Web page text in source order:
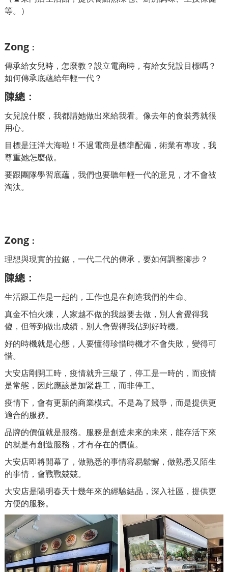
等。）
Zong ：
傳承給女兒時，怎麼教？設立電商時，有給女兒設目標嗎？
如何傳承底蘊給年輕一代？
陳總：
女兒說什麼，我都請她做出來給我看。像去年的食裝秀就很
用心。
目標是汪洋大海啦！不過電商是標準配備，術業有專攻，我
尊重她怎麼做。
要跟團隊學習底蘊，我們也要聽年輕一代的意見，才不會被
淘汰。
Zong ：
理想與現實的拉鋸，一代二代的傳承，要如何調整腳步？
陳總：
生活跟工作是一起的，工作也是在創造我們的生命。
真金不怕火煉，人家越不做的我越要去做，別人會覺得我
傻，但等到做出成績，別人會覺得我佔到好時機。
好的時機就是心態，人要懂得珍惜時機才不會失敗，變得可
惜。
大安店剛開工時，疫情就升三級了，停工是一時的，而疫情
是常態，因此應該是加緊趕工，而非停工。
疫情下，會有更新的商業模式。不是為了競爭，而是提供更
適合的服務。
品牌的價值就是服務。服務是創造未來的未來，能存活下來
的就是有創造服務，才有存在的價值。
大安店即將開幕了，做熟悉的事情容易鬆懈，做熟悉又陌生
的事情，會戰戰兢兢。
大安店是陽明春天十幾年來的經驗結晶，深入社區，提供更
方便的服務。